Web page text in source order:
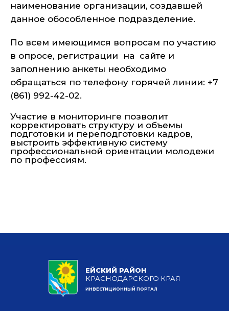
наименование организации, создавшей
данное обособленное подразделение.
По всем имеющимся вопросам по участию
в опросе, регистрации на сайте и
заполнению анкеты необходимо
обращаться по телефону горячей линии: +7
(861) 992-42-02.
Участие в мониторинге позволит
корректировать структуру и объемы
подготовки и переподготовки кадров,
выстроить эффективную систему
профессиональной ориентации молодежи
по профессиям.
ЕЙСКИЙ РАЙОН
КРАСНОДАРСКОГО КРАЯ
ИНВЕСТИЦИОННЫЙ ПОРТАЛ